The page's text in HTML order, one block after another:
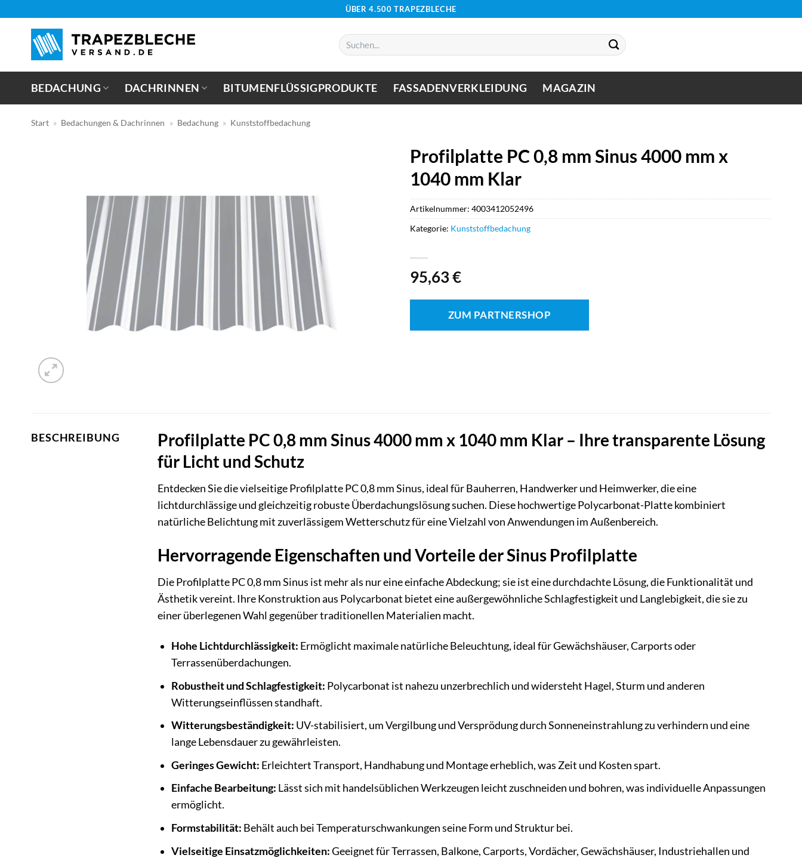
springen
ÜBER 4.500 TRAPEZBLECHE
Suchen
nach:
BEDACHUNG DACHRINNEN BITUMENFLÜSSIGPRODUKTE FASSADENVERKLEIDUNG MAGAZIN
Start » Bedachungen & Dachrinnen » Bedachung » Kunststoffbedachung
Profilplatte PC 0,8 mm Sinus 4000 mm x
1040 mm Klar
95,63€
ZUM PARTNERSHOP
Artikelnummer: 4003412052496
Kategorie: Kunststoffbedachung
BESCHREIBUNG
Profilplatte PC 0,8 mm Sinus 4000 mm x 1040 mm Klar – Ihre transparente Lösung
für Licht und Schutz
Entdecken Sie die vielseitige Profilplatte PC 0,8 mm Sinus, ideal für Bauherren, Handwerker und Heimwerker, die eine
lichtdurchlässige und gleichzeitig robuste Überdachungslösung suchen. Diese hochwertige Polycarbonat-Platte kombiniert
natürliche Belichtung mit zuverlässigem Wetterschutz für eine Vielzahl von Anwendungen im Außenbereich.
Hervorragende Eigenschaften und Vorteile der Sinus Profilplatte
Die Profilplatte PC 0,8 mm Sinus ist mehr als nur eine einfache Abdeckung; sie ist eine durchdachte Lösung, die Funktionalität und
Ästhetik vereint. Ihre Konstruktion aus Polycarbonat bietet eine außergewöhnliche Schlagfestigkeit und Langlebigkeit, die sie zu
einer überlegenen Wahl gegenüber traditionellen Materialien macht.
Hohe Lichtdurchlässigkeit: Ermöglicht maximale natürliche Beleuchtung, ideal für Gewächshäuser, Carports oder
Terrassenüberdachungen.
Robustheit und Schlagfestigkeit: Polycarbonat ist nahezu unzerbrechlich und widersteht Hagel, Sturm und anderen
Witterungseinflüssen standhaft.
Witterungsbeständigkeit: UV-stabilisiert, um Vergilbung und Versprödung durch Sonneneinstrahlung zu verhindern und eine
lange Lebensdauer zu gewährleisten.
Geringes Gewicht: Erleichtert Transport, Handhabung und Montage erheblich, was Zeit und Kosten spart.
Einfache Bearbeitung: Lässt sich mit handelsüblichen Werkzeugen leicht zuschneiden und bohren, was individuelle Anpassungen
ermöglicht.
Formstabilität: Behält auch bei Temperaturschwankungen seine Form und Struktur bei.
Vielseitige Einsatzmöglichkeiten:Geeignet für Terrassen, Balkone, Carports, Vordächer, Gewächshäuser, Industriehallen und